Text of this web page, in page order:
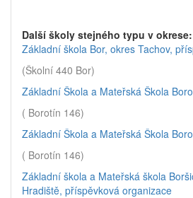
Další školy stejného typu v okrese:
Základní škola Bor, okres Tachov,
(Školní 440 Bor)
Základní Škola a Mateřská Škola
( Borotín 146)
Základní Škola a Mateřská Škola
( Borotín 146)
Základní škola a Mateřská škola
Hradiště, příspěvková organizace